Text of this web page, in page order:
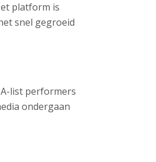
platform is
snel gegroeid
list performers
ondergaan